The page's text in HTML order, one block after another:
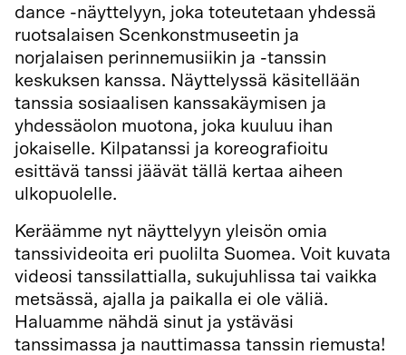
dance -näyttelyyn, joka toteutetaan yhdessä
ruotsalaisen Scenkonstmuseetin ja
norjalaisen perinnemusiikin ja -tanssin
keskuksen kanssa. Näyttelyssä käsitellään
tanssia sosiaalisen kanssakäymisen ja
yhdessäolon muotona, joka kuuluu ihan
jokaiselle. Kilpatanssi ja koreografioitu
esittävä tanssi jäävät tällä kertaa aiheen
ulkopuolelle.
Keräämme nyt näyttelyyn yleisön omia
tanssivideoita eri puolilta Suomea. Voit kuvata
videosi tanssilattialla, sukujuhlissa tai vaikka
metsässä, ajalla ja paikalla ei ole väliä.
Haluamme nähdä sinut ja ystäväsi
tanssimassa ja nauttimassa tanssin riemusta!